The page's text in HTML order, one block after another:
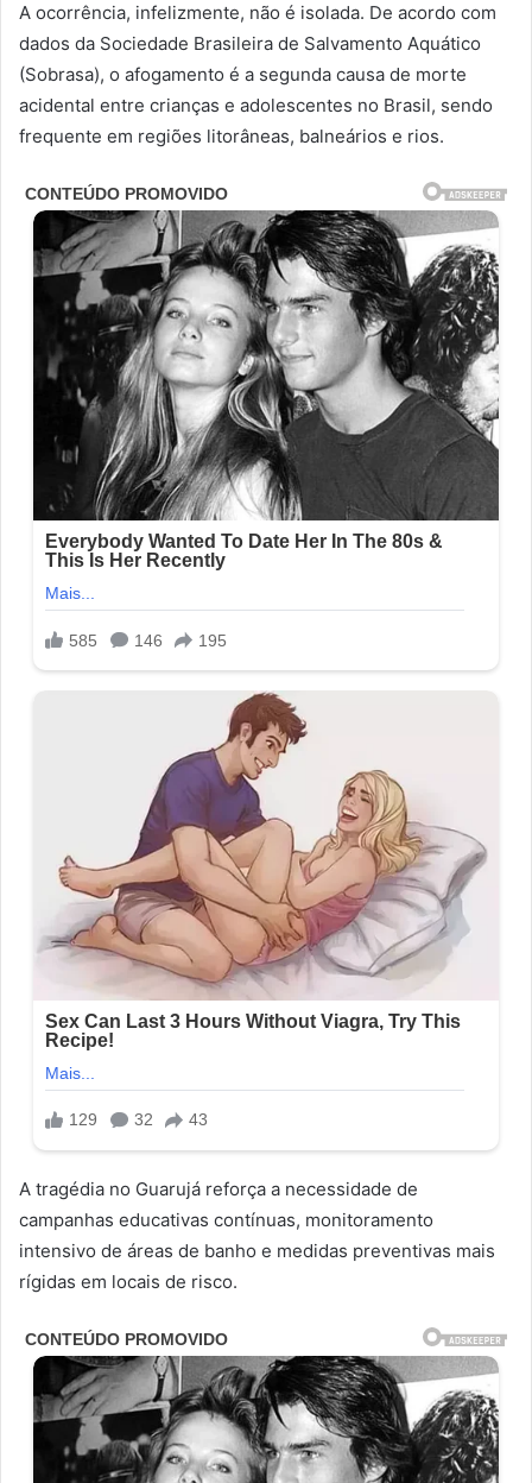
A ocorrência, infelizmente, não é isolada. De acordo com
dados da Sociedade Brasileira de Salvamento Aquático
(Sobrasa), o afogamento é a segunda causa de morte
acidental entre crianças e adolescentes no Brasil, sendo
frequente em regiões litorâneas, balneários e rios.
A tragédia no Guarujá reforça a necessidade de
campanhas educativas contínuas, monitoramento
intensivo de áreas de banho e medidas preventivas mais
rígidas em locais de risco.